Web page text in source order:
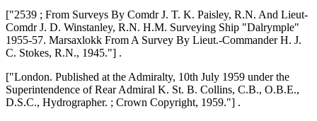
["2539 ; From Surveys By Comdr J. T. K. Paisley, R.N. And Lieut-
Comdr J. D. Winstanley, R.N. H.M. Surveying Ship "Dalrymple"
1955-57. Marsaxlokk From A Survey By Lieut.-Commander H. J.
C. Stokes, R.N., 1945."] .
["London. Published at the Admiralty, 10th July 1959 under the
Superintendence of Rear Admiral K. St. B. Collins, C.B., O.B.E.,
D.S.C., Hydrographer. ; Crown Copyright, 1959."] .